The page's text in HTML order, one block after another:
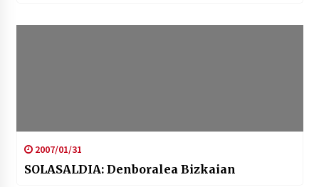
2007/01/31
SOLASALDIA: Denboralea Bizkaian